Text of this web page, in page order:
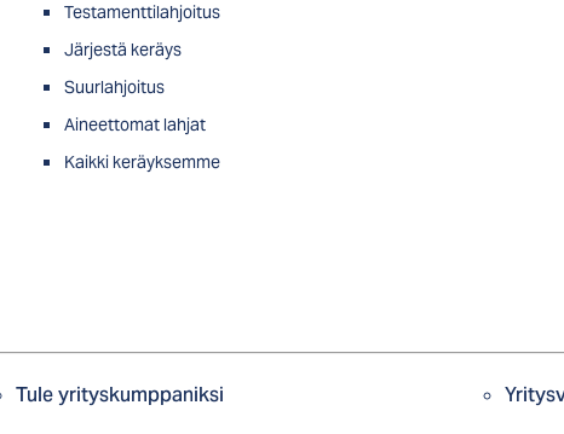
Testamenttilahjoitus
Järjestä keräys
Suurlahjoitus
Aineettomat lahjat
Kaikki keräyksemme
Tule yrityskumppaniksi